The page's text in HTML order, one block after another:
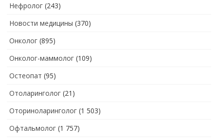
Нефролог (243)
Новости медицины (370)
Онколог (895)
Онколог-маммолог (109)
Остеопат (95)
Отоларинголог (21)
Оториноларинголог (1 503)
Офтальмолог (1 757)